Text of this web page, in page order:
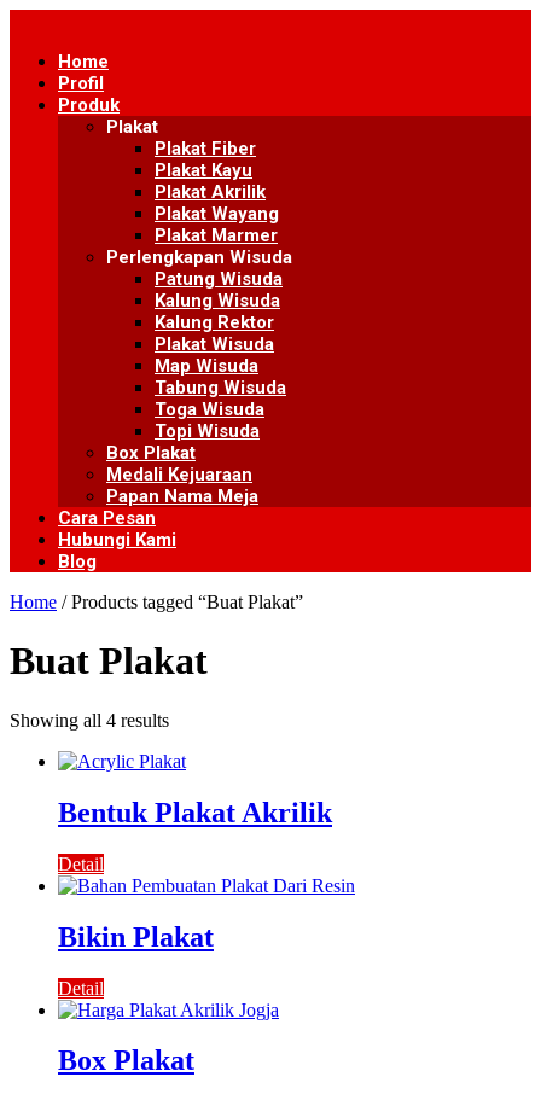
contentHome
Profil
Produk
Plakat
Plakat Fiber
Plakat Kayu
Plakat Akrilik
Plakat Wayang
Plakat Marmer
Perlengkapan Wisuda
Patung Wisuda
Kalung Wisuda
Kalung Rektor
Plakat Wisuda
Map Wisuda
Tabung Wisuda
Toga Wisuda
Topi Wisuda
Box Plakat
Medali Kejuaraan
Papan Nama Meja
Cara Pesan
Hubungi Kami
Blog
Home / Products tagged “Buat Plakat”
Buat Plakat
Showing all 4 results
Bentuk Plakat Akrilik
Detail
Bikin Plakat
Detail
Box Plakat